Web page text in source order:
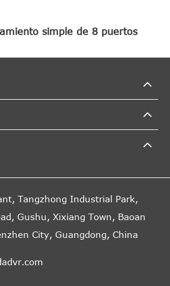
simple de 8 puertos
Tangzhong Industrial Park,
Gushu, Xixiang Town, Baoan
City, Guangdong, China